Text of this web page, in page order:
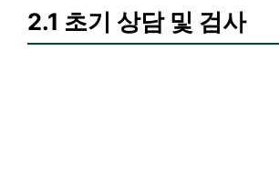
2.1 초기 상담 및 검사